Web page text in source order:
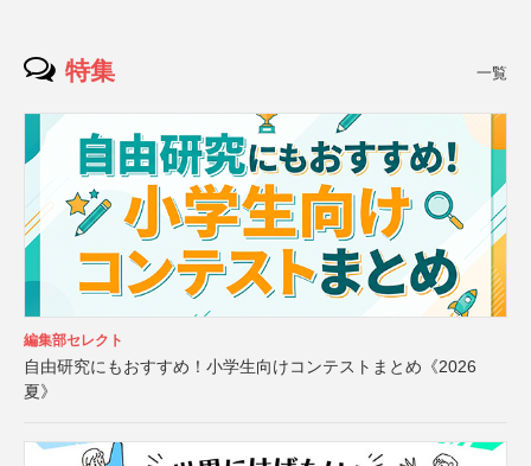
特集 一覧
編集部セレクト
自由研究にもおすすめ！小学生向けコンテストまとめ《2026
夏》